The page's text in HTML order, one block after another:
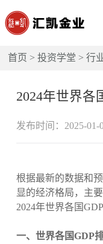
首页 >投资学堂 >行
2024年世界各
发布时间：2025-01-
根据最新的数据和
显的经济格局，主
2024年世界各国
一、世界各国GDP